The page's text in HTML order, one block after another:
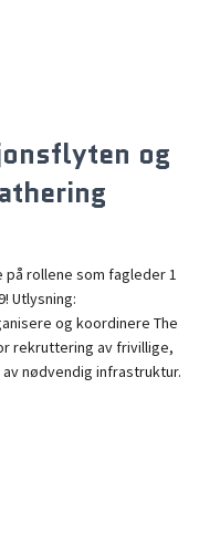
og
på rollene som fagleder 1
Utlysning:
og koordinere The
rekruttering av frivillige,
nødvendig infrastruktur.